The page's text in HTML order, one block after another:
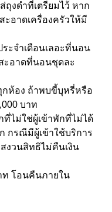
ถุงดำที่เตรียมไว้ หาก
อาดเครื่องครัวให้มี
ะจำเดือนเลอะที่นอน
ะอาดที่นอนชุดละ
ห้อง ถ้าพบขี้บุหรี่หรือ
บาท
ไม่ใช่ผู้เข้าพักที่ไม่ได้
กรณีมีผู้เข้าใช้บริการ
งวนสิทธิไม่คืนเงิน
ท โอนคืนภายใน